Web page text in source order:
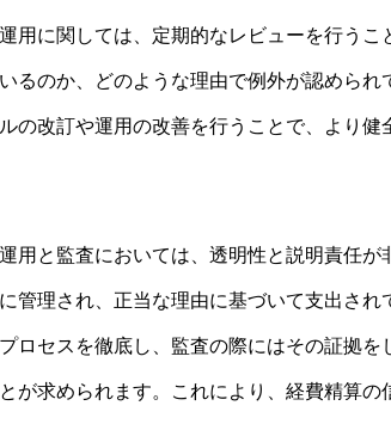
用に関しては、定期的なレビューを行うこ
るのか、どのような理由で例外が認められ
の改訂や運用の改善を行うことで、より健
用と監査においては、透明性と説明責任が
管理され、正当な理由に基づいて支出され
ロセスを徹底し、監査の際にはその証拠を
が求められます。これにより、経費精算の